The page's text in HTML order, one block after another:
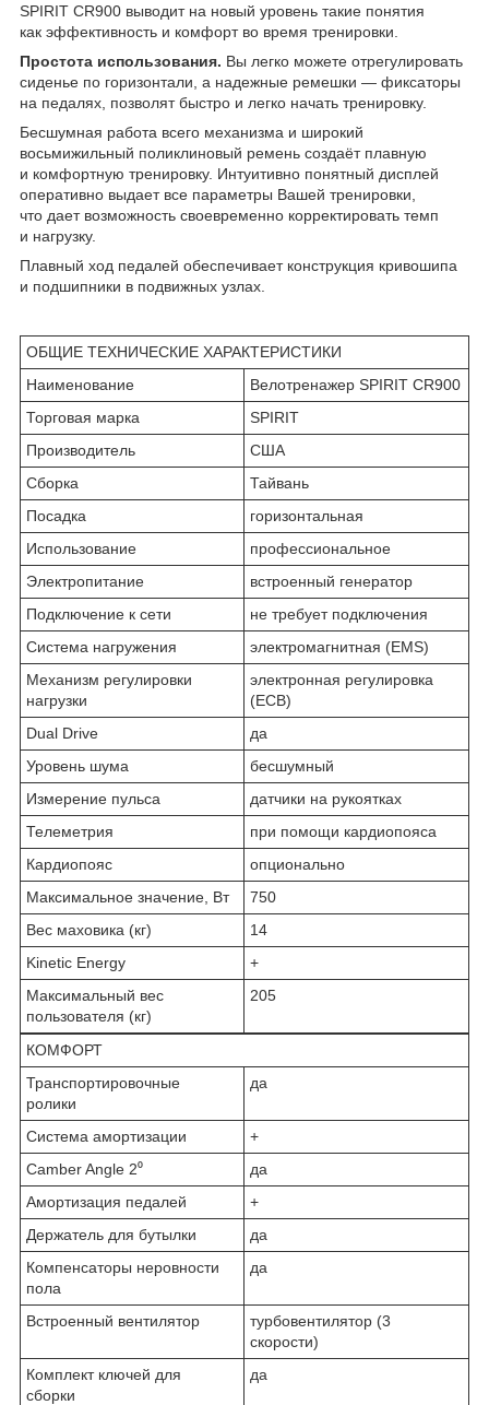
SPIRIT CR900 выводит на новый уровень такие понятия
как эффективность и комфорт во время тренировки.
Простота использования. Вы легко можете отрегулировать
сиденье по горизонтали, а надежные ремешки — фиксаторы
на педалях, позволят быстро и легко начать тренировку.
Бесшумная работа всего механизма и широкий
восьмижильный поликлиновый ремень создаёт плавную
и комфортную тренировку. Интуитивно понятный дисплей
оперативно выдает все параметры Вашей тренировки,
что дает возможность своевременно корректировать темп
и нагрузку.
Плавный ход педалей обеспечивает конструкция кривошипа
и подшипники в подвижных узлах.
ОБЩИЕ ТЕХНИЧЕСКИЕ ХАРАКТЕРИСТИКИ
Наименование
Велотренажер SPIRIT CR900
Торговая марка
SPIRIT
Производитель
США
Сборка
Тайвань
Посадка
горизонтальная
Использование
профессиональное
Электропитание
встроенный генератор
Подключение к сети
не требует подключения
Система нагружения
электромагнитная (EMS)
Механизм регулировки
нагрузки
электронная регулировка
(ECB)
Dual Drive
да
Уровень шума
бесшумный
Измерение пульса
датчики на рукоятках
Телеметрия
при помощи кардиопояса
Кардиопояс
опционально
Максимальное значение, Вт
750
Вес маховика (кг)
14
Kinetic Energy
+
Максимальный вес
пользователя (кг)
205
КОМФОРТ
Транспортировочные
ролики
да
Система амортизации
+
Camber Angle 2⁰
да
Амортизация педалей
+
Держатель для бутылки
да
Компенсаторы неровности
пола
да
Встроенный вентилятор
турбовентилятор (3
скорости)
Комплект ключей для
сборки
да